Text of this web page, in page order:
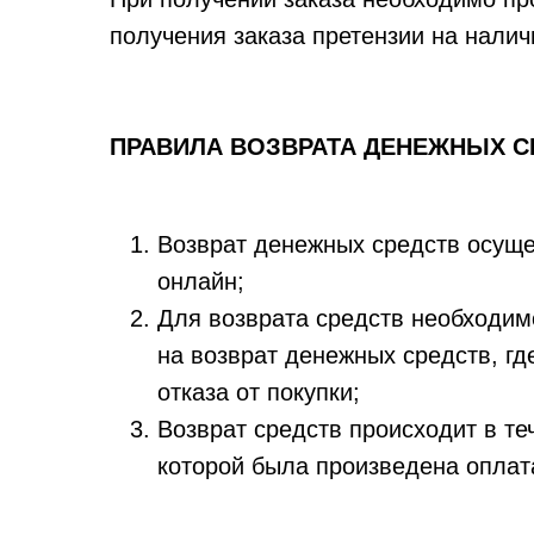
получения заказа претензии на
ПРАВИЛА ВОЗВРАТА ДЕНЕЖНЫХ
Возврат денежных средств
онлайн;
Для возврата средств
на возврат денежных средств,
отказа от покупки;
Возврат средств происходит в
которой была произведена